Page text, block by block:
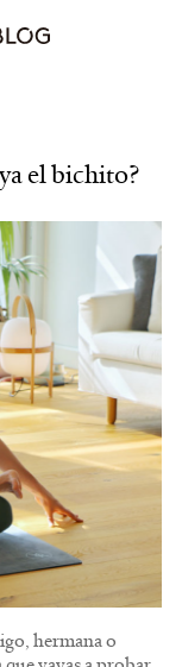
el bichito?
ha cambiado a
hermana o
mayor